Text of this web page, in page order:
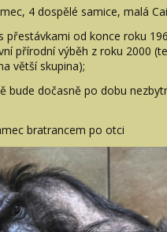
4 dospělé samice, malá
přestávkami od konce roku
přírodní výběh z roku 2000
větší skupina);
bude dočasně po dobu
bratrancem po otci